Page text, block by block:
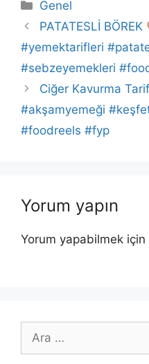
Kategoriler
Genel
PATATESLİ BÖREK
#yemektarifleri
#sebzeyemekleri
Ciğer Kavurma
#akşamyemeği
#foodreels #fyp
Yorum yapın
Yorum yapabilmek için
ara